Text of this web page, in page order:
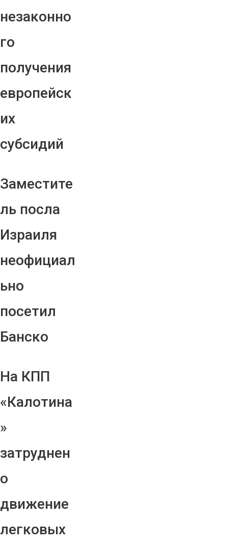
незаконно
го
получения
европейск
их
субсидий
Заместите
ль посла
Израиля
неофициал
ьно
посетил
Банско
На КПП
«Калотина
»
затруднен
о
движение
легковых